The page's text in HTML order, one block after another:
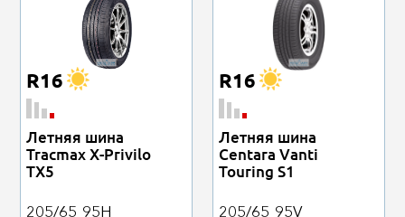
R16
Летняя шина
Tracmax X-Privilo
TX5
205/65 95H
R16
Летняя шина
Centara Vanti
Touring S1
205/65 95V